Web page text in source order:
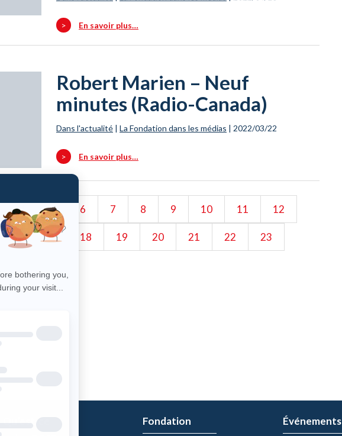
> En savoir plus…
Robert Marien – Neuf
minutes (Radio-Canada)
Dans l'actualité | La Fondation dans les médias | 2022/03/22
> En savoir plus…
4 5 6 7 8 9 10 11 12
16 17 18 19 20 21 22 23
Fondation Événements